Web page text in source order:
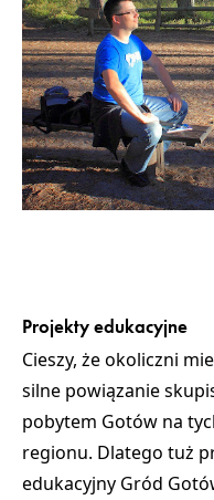
Projekty edukacyjne
Cieszy, że okoliczni
silne powiązanie
pobytem Gotów na
regionu. Dlatego tuż
edukacyjny Gród